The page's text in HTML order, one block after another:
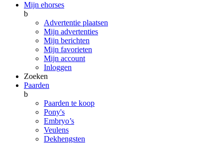
Mijn ehorses
b
Advertentie plaatsen
Mijn advertenties
Mijn berichten
Mijn favorieten
Mijn account
Inloggen
Zoeken
Paarden
b
Paarden te koop
Pony's
Embryo’s
Veulens
Dekhengsten